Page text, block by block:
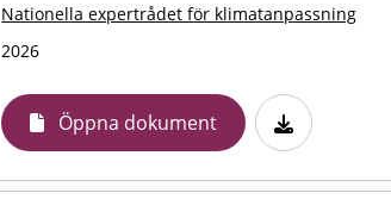
Nationella expertrådet för klimatanpassning
2026
Öppna dokument